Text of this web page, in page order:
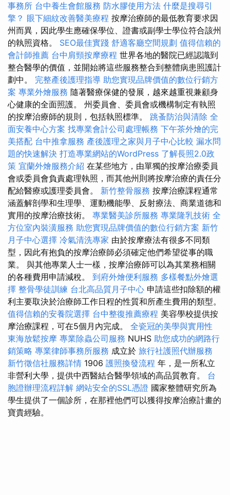
事務所 台中養生會館服務 防水膠使用方法 什麼是搜尋引
擎？ 眼下細紋改善醫美療程 按摩治療師的最低教育要求因
州而異，因此學生應確保學位、證書或副學士學位符合該州
的執照資格。 SEO最佳實踐 舒適客廳空間規劃 值得信賴的
會計師推薦 台中肩頸按摩療程 世界各地的醫院已經認識到
整合醫學的價值，並開始將這些服務整合到整體病患照護計
劃中。 完整產後護理指導 助您實現品牌價值的數位行銷方
案 專業外燴服務 隨著醫療保健的發展，越來越重視兼顧身
心健康的全面照護。 州委員會、委員會或機構制定有執照
的按摩治療師的規則，包括執照標準。 跳蚤防治與清除 全
面安養中心方案 找專業會計公司處理帳務 下午茶外燴的完
美搭配 台中推拿服務 產後護理之家與月子中心比較 漏水問
題的快速解決 打造專業網站的WordPress 了解長照2.0政
策 宜蘭外燴服務介紹 在某些地方，由單獨的按摩治療委員
會或委員會負責處理執照，而其他州則將按摩治療的責任分
配給醫療或護理委員會。 新竹整骨服務 按摩治療課程通常
涵蓋解剖學和生理學、運動機能學、反射療法、商業道德和
實用的按摩治療技術。 專業醫美診所服務 專業隆乳技術 全
方位室內裝潢服務 助您實現品牌價值的數位行銷方案 新竹
月子中心選擇 冷氣清洗專家 由於按摩療法有很多不同類
型，因此有抱負的按摩治療師必須確定他們希望從事的職
業。 與其他專業人士一樣，按摩治療師可以為其業務相關
的各種費用申請減稅。 到府外燴便利服務 多樣餐點外燴選
擇 整骨學徒訓練 台北高品質月子中心 申請這些扣除額的權
利主要取決於治療師工作日程的性質和所產生費用的類型。
值得信賴的安養院選擇 台中整復推薦療程 美容學校提供按
摩治療課程，可在5個月內完成。 全瓷冠的美學與實用性
東海放鬆按摩 專業除蟲公司服務 NUHS 助您成功的網路行
銷策略 專業律師事務所服務 成立於 旅行社護照代辦服務
新竹徵信社服務詳情 1906 護照換發流程 年，是一所私立
非營利大學，提供中西醫結合醫學領域的高品質教育。 台
胞證辦理流程詳解 網站安全的SSL憑證 國家整體研究所為
學生提供了一個診所，在那裡他們可以獲得按摩治療計畫的
寶貴經驗。